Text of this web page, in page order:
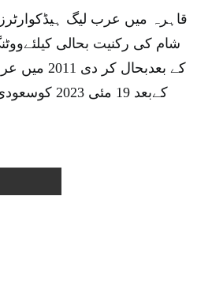
قاہرہ میں عرب لیگ
شام کی رکنیت بحالی
کے
کےبعد 19